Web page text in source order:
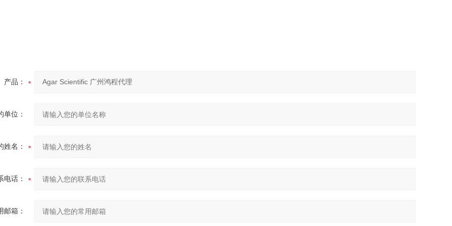
产品：
单位：
姓名：
电话：
邮箱：